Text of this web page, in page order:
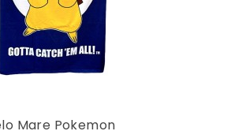
Mare Pokemon